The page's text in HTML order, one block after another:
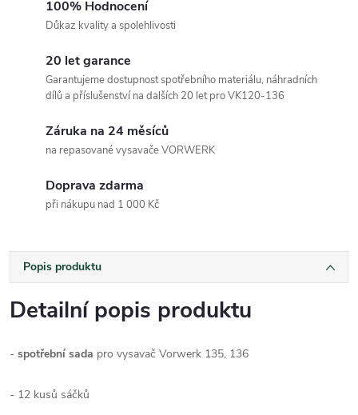
100% Hodnocení
Důkaz kvality a spolehlivosti
20 let garance
Garantujeme dostupnost spotřebního materiálu, náhradních
dílů a příslušenství na dalších 20 let pro VK120-136
Záruka na 24 měsíců
na repasované vysavače VORWERK
Doprava zdarma
při nákupu nad 1 000 Kč
Popis produktu
Detailní popis produktu
- spotřební sada pro vysavač Vorwerk 135, 136
- 12 kusů sáčků